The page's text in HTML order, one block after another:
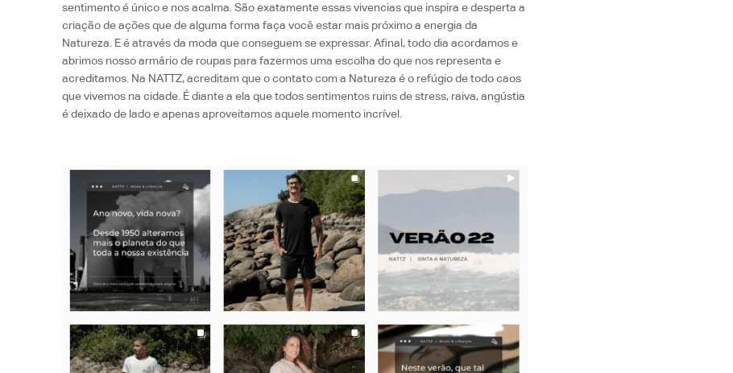
sentimento é único e nos acalma. São exatamente essas vivencias que inspira e desperta a
criação de ações que de alguma forma faça você estar mais próximo a energia da
Natureza. E é através da moda que conseguem se expressar. Afinal, todo dia acordamos e
abrimos nosso armário de roupas para fazermos uma escolha do que nos representa e
acreditamos. Na NATTZ, acreditam que o contato com a Natureza é o refúgio de todo caos
que vivemos na cidade. É diante a ela que todos sentimentos ruins de stress, raiva, angústia
é deixado de lado e apenas aproveitamos aquele momento incrível.